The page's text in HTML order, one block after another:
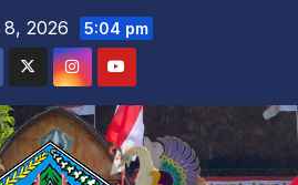
2026 5:04 pm